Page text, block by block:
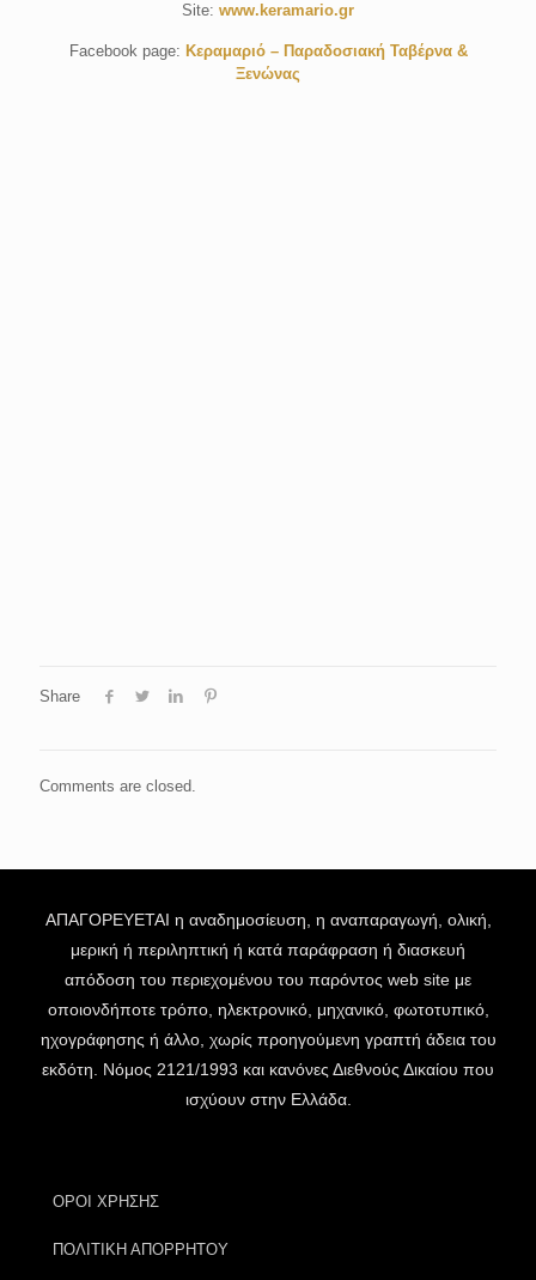
Site: www.keramario.gr
Facebook page: Κεραμαριό – Παραδοσιακή Ταβέρνα &
Ξενώνας
Share
Comments are closed.
ΑΠΑΓΟΡΕΥΕΤΑΙ η αναδημοσίευση, η αναπαραγωγή, ολική,
μερική ή περιληπτική ή κατά παράφραση ή διασκευή
απόδοση του περιεχομένου του παρόντος web site με
οποιονδήποτε τρόπο, ηλεκτρονικό, μηχανικό, φωτοτυπικό,
ηχογράφησης ή άλλο, χωρίς προηγούμενη γραπτή άδεια του
εκδότη. Νόμος 2121/1993 και κανόνες Διεθνούς Δικαίου που
ισχύουν στην Ελλάδα.
ΟΡΟΙ ΧΡΗΣΗΣ
ΠΟΛΙΤΙΚΗ ΑΠΟΡΡΗΤΟΥ